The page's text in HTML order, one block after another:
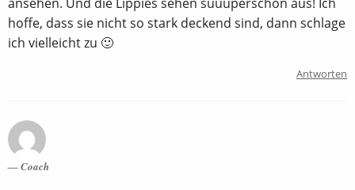
hoffe, dass sie nicht so stark deckend sind, dann schlage
ich vielleicht zu 🙂
Antworten
Coach